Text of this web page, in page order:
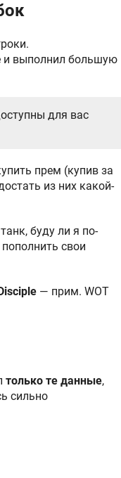
и выполнил большую
для вас
прем (купив за
из них какой-
буду ли я по-
свои
— прим. WOT
только те данные,
сильно